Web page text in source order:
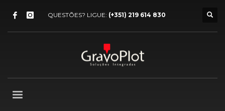
QUESTÕES? LIGUE: (+351) 219 614 830